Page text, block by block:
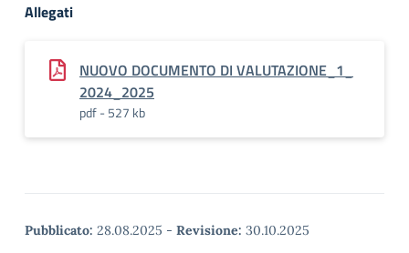
Allegati
NUOVO DOCUMENTO DI VALUTAZIONE_1_
2024_2025
pdf - 527 kb
Pubblicato: 28.08.2025 - Revisione: 30.10.2025